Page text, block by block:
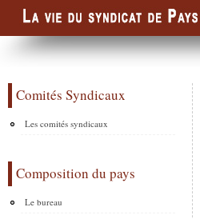
Comités Syndicaux
Les comités syndicaux
Composition du pays
Le bureau